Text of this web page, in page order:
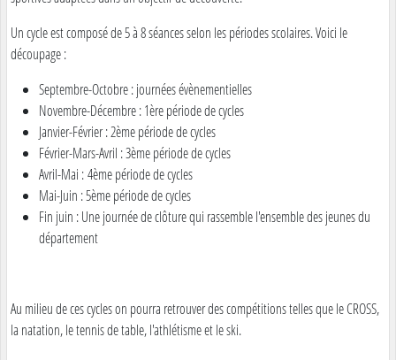
Un cycle est composé de 5 à 8 séances selon les périodes scolaires. Voici le
découpage :
Septembre-Octobre : journées évènementielles
Novembre-Décembre : 1ère période de cycles
Janvier-Février : 2ème période de cycles
Février-Mars-Avril : 3ème période de cycles
Avril-Mai : 4ème période de cycles
Mai-Juin : 5ème période de cycles
Fin juin : Une journée de clôture qui rassemble l'ensemble des jeunes du
département
Au milieu de ces cycles on pourra retrouver des compétitions telles que le CROSS,
la natation, le tennis de table, l'athlétisme et le ski.